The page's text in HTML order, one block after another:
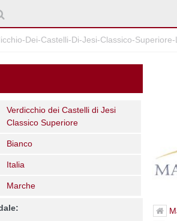
Dei-Castelli-Di-Jesi-Classico-Superiore-
Verdicchio dei Castelli di Jesi
Classico Superiore
Bianco
Italia
Marche